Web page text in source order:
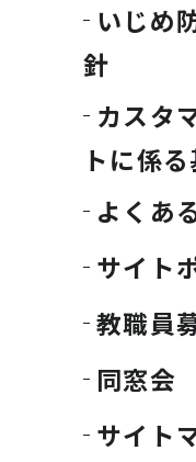
いじめ
針
カスタ
トに係
よくあ
サイト
教職員
同窓会
サイト